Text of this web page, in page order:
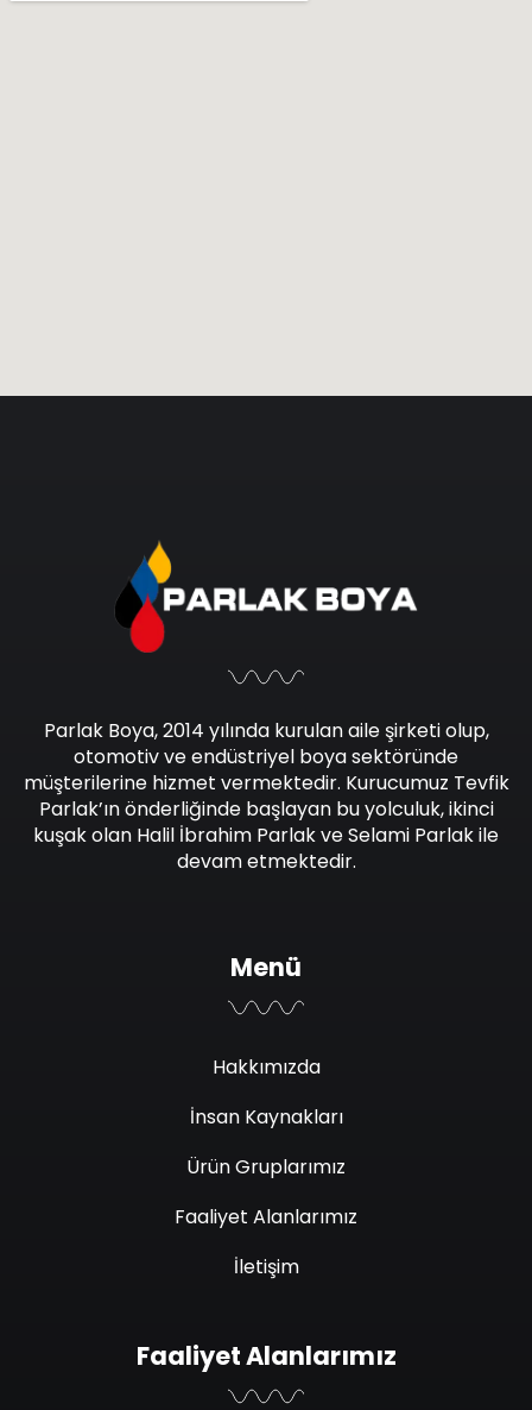
Parlak Boya, 2014 yılında kurulan aile şirketi olup,
otomotiv ve endüstriyel boya sektöründe
müşterilerine hizmet vermektedir. Kurucumuz Tevfik
Parlak’ın önderliğinde başlayan bu yolculuk, ikinci
kuşak olan Halil İbrahim Parlak ve Selami Parlak ile
devam etmektedir.
Menü
Hakkımızda
İnsan Kaynakları
Ürün Gruplarımız
Faaliyet Alanlarımız
İletişim
Faaliyet Alanlarımız